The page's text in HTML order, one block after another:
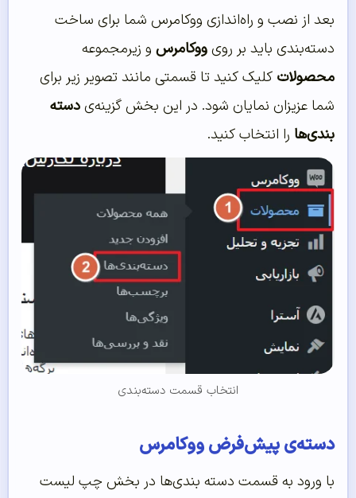
بعد از نصب و راه‌اندازی ووکامرس شما برای ساخت
دسته‌بندی باید بر رویووکامرس و زیرمجموعه
محصولات کلیک کنید تا قسمتی مانند تصویر زیر برای
شما عزیزان نمایان شود. در این بخش گزینه‌یدسته
بندی‌ها را انتخاب کنید.
انتخاب قسمت دسته‌بندی
دسته‌ی پیش‌فرض ووکامرس
با ورود به قسمت دسته بندی‌ها در بخش چپ لیست